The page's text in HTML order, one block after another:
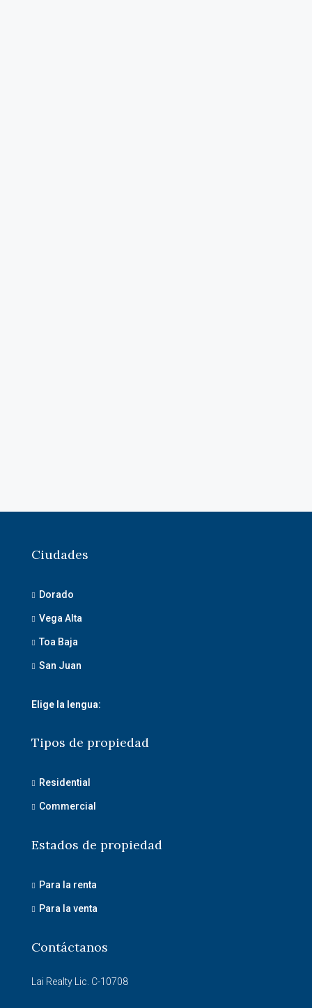
Ciudades
Dorado
Vega Alta
Toa Baja
San Juan
Elige la lengua:
Tipos de propiedad
Residential
Commercial
Estados de propiedad
Para la renta
Para la venta
Contáctanos
Lai Realty Lic. C-10708